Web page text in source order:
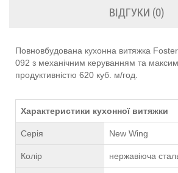
ВІДГУКИ (0)
Повновбудована кухонна витяжка
092 з механічним керуванням та
продуктивністю 620 куб. м/год.
Характеристики кухонної витяжки
Серія New Wing
Колір нержавіюча